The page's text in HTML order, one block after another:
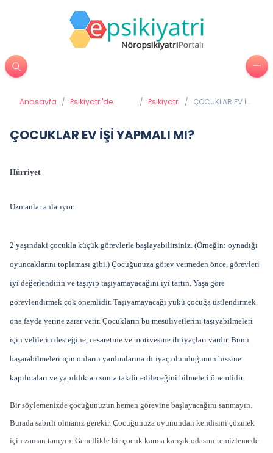
Anasayfa / Psikiyatri'de
/ Psikiyatri / ÇOCUKLAR EV İŞİ
ÇOCUKLAR EV İŞİ YAPMALI MI?
Hürriyet
Uzmanlar anlatıyor:
2 yaşındaki çocukla küçük görevlerle başlayabilirsiniz. (Örneğin: oynadığı
oyuncaklarını toplaması gibi.) Çocuğunuza görev vermeden önce, görevleri
iyi değerlendirin ve taşıyıp taşıyamayacağını iyi tartın. Yaşa göre
görevlendirmek çok önemlidir. Taşıyamayacağı yükü çocuğa üstlendirmek
ona fayda yerine zarar verir. Çocukların bu mesuliyetlerini taşıyabilmeleri
için velilerin desteğine, cesaretine ve motivesine ihtiyaçları vardır. Bunu
başarabilmeleri için onların yardımlarına ihtiyaç olunduğunun hissine
kapılmaları ve yapıldıktan sonra takdir edileceğini bilmeleri önemlidir.
Bir söylemenizde çocuğunuzun hemen görevine başlayacağını sanmayın.
Burada sabırlı olmanız gerekir. Çocuğunuza oyunundan kendisini çözmek
için zaman tanıyın. Genellikle bir çocuk karma karışık odasını temizlemede